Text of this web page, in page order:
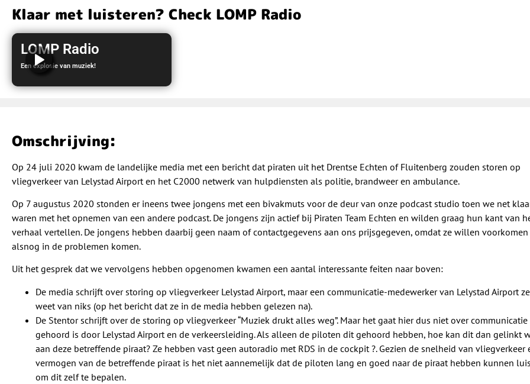
Klaar met luisteren? Check LOMP Radio
LOMP Radio
Een explosie van muziek!
Omschrijving:
Op 24 juli 2020 kwam de landelijke media met een bericht dat piraten uit het Drentse Echten of Fluitenberg zouden storen op
vliegverkeer van Lelystad Airport en het C2000 netwerk van hulpdiensten als politie, brandweer en ambulance.
Op 7 augustus 2020 stonden er ineens twee jongens met een bivakmuts voor de deur van onze podcast studio toen we net
waren met het opnemen van een andere podcast. De jongens zijn actief bij Piraten Team Echten en wilden graag hun kant van
verhaal vertellen. De jongens hebben daarbij geen naam of contactgegevens aan ons prijsgegeven, omdat ze willen voorkomen
alsnog in de problemen komen.
Uit het gesprek dat we vervolgens hebben opgenomen kwamen een aantal interessante feiten naar boven:
De media schrijft over storing op vliegverkeer Lelystad Airport, maar een communicatie-medewerker van Lelystad Airport
weet van niks (op het bericht dat ze in de media hebben gelezen na).
De Stentor schrijft over de storing op vliegverkeer “Muziek drukt alles weg”. Maar het gaat hier dus niet over
gehoord is door Lelystad Airport en de verkeersleiding. Als alleen de piloten dit gehoord hebben, hoe kan dit dan gelinkt
aan deze betreffende piraat? Ze hebben vast geen autoradio met RDS in de cockpit ?. Gezien de snelheid van vliegverkeer
vermogen van de betreffende piraat is het niet aannemelijk dat de piloten lang en goed naar de piraat hebben kunnen
om dit zelf te bepalen.